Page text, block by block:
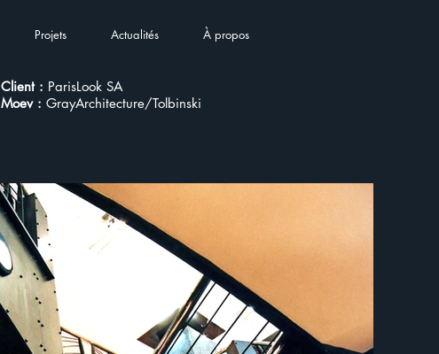
Projets Actualités À propos
Client : ParisLook SA
Moev : GrayArchitecture/Tolbinski